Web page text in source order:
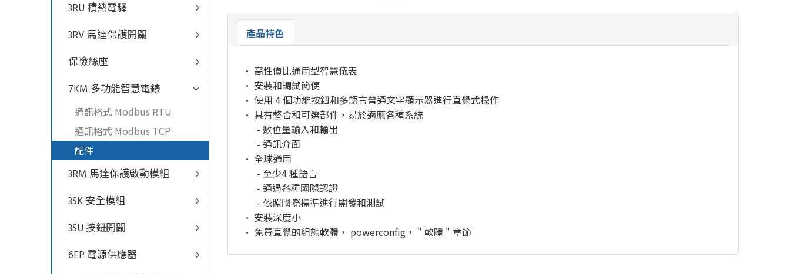
產品特色
• 高性價比通用型智慧儀表
• 安裝和調試簡便
• 使用 4 個功能按鈕和多語言普通文字顯示器進行直覺式操作
• 具有整合和可選部件，易於適應各種系統
- 數位量輸入和輸出
- 通訊介面
• 全球通用
- 至少4 種語言
- 通過各種國際認證
- 依照國際標準進行開發和測試
• 安裝深度小
• 免費直覺的組態軟體， powerconfig， " 軟體 " 章節
3RU 積熱電驛
3RV 馬達保護開關
保險絲座
7KM 多功能智慧電錶
通訊格式 Modbus RTU
通訊格式 Modbus TCP
配件
3RM 馬達保護啟動模組
3SK 安全模組
3SU 按鈕開關
6EP 電源供應器